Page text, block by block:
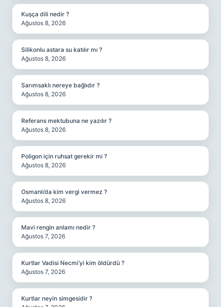
Kuşça dili nedir ?
Ağustos 8, 2026
Silikonlu astara su katılır mı ?
Ağustos 8, 2026
Sarımsaklı nereye bağlıdır ?
Ağustos 8, 2026
Referans mektubuna ne yazılır ?
Ağustos 8, 2026
Poligon için ruhsat gerekir mi ?
Ağustos 8, 2026
Osmanlı’da kim vergi vermez ?
Ağustos 8, 2026
Mavi rengin anlamı nedir ?
Ağustos 7, 2026
Kurtlar Vadisi Necmi’yi kim öldürdü ?
Ağustos 7, 2026
Kurtlar neyin simgesidir ?